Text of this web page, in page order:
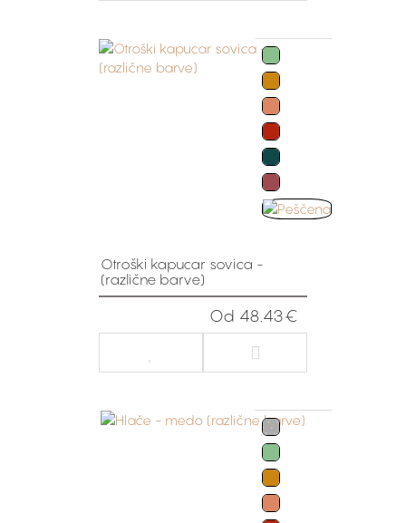
Otroški kapucar sovica -
(različne barve)
Od 48.43€